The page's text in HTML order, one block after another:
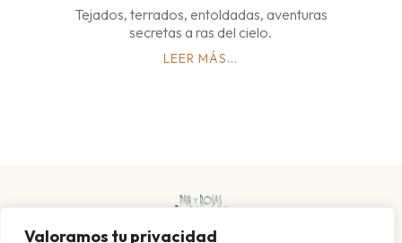
Valoramos tu privacidad
Tejados, terrados, entoldadas, aventuras
secretas a ras del cielo.
LEER MÁS...